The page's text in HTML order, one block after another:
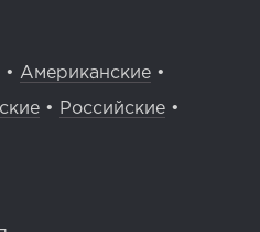
• Американские •
• Российские •